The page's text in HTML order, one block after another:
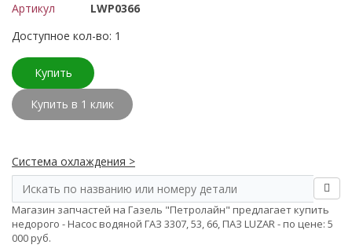
Артикул
LWP0366
Доступное кол-во: 1
Купить
Купить в 1 клик
Система охлаждения >
Магазин запчастей на Газель "Петролайн" предлагает купить
недорого - Насос водяной ГАЗ 3307, 53, 66, ПАЗ LUZAR - по цене: 5
000 руб.